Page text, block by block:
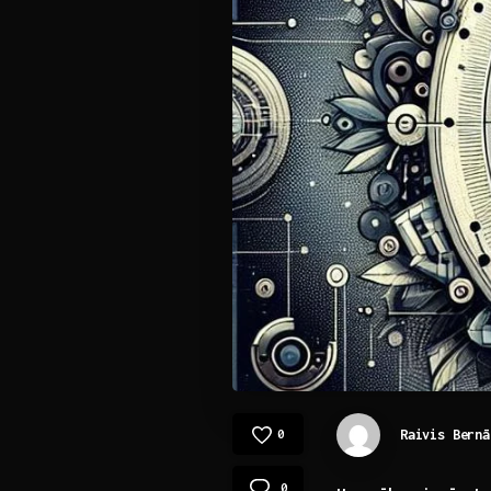
0
0
Raivis